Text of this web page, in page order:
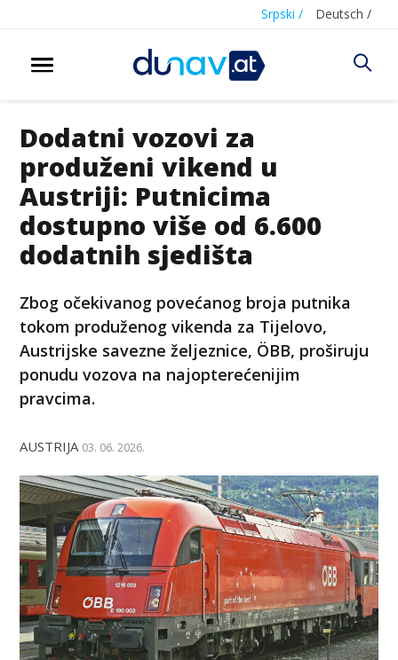
Srpski / Deutsch /
Dodatni vozovi za
produženi vikend u
Austriji: Putnicima
dostupno više od 6.600
dodatnih sjedišta
Zbog očekivanog povećanog broja putnika
tokom produženog vikenda za Tijelovo,
Austrijske savezne željeznice, ÖBB, proširuju
ponudu vozova na najopterećenijim
pravcima.
AUSTRIJA 03. 06. 2026.